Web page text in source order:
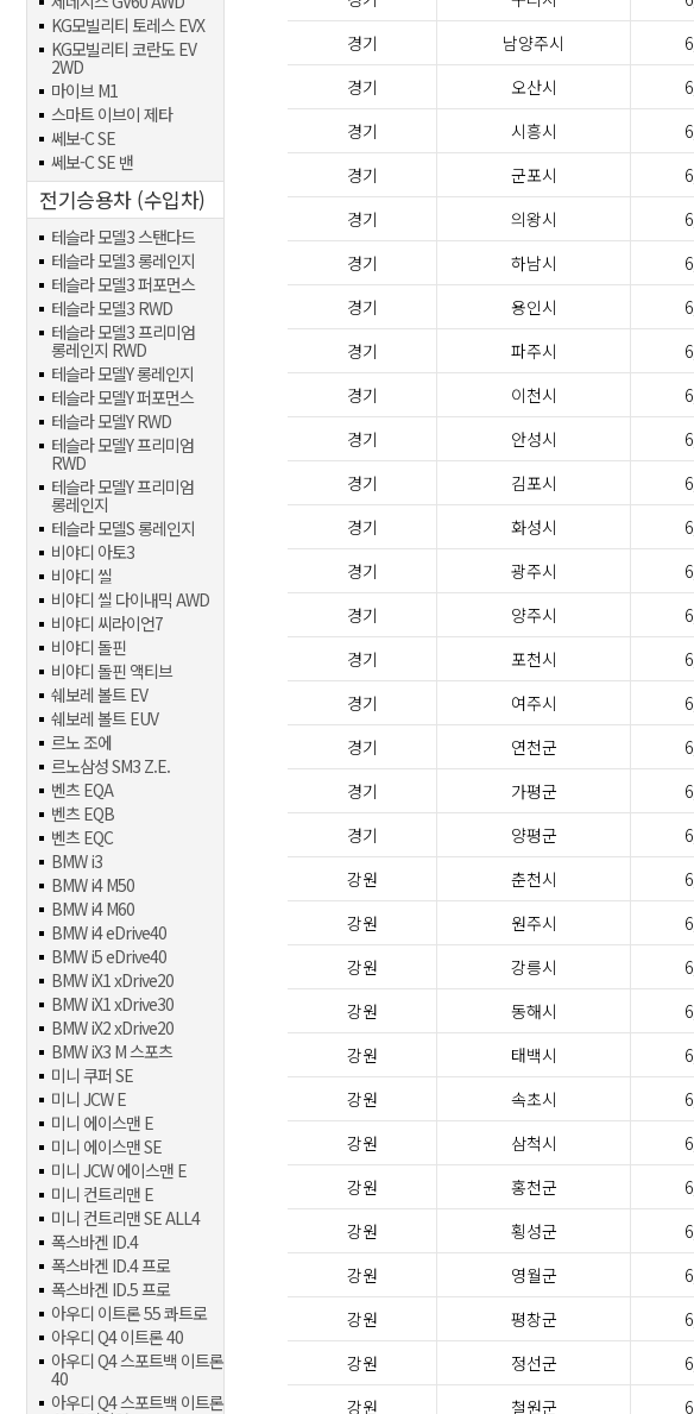
KG모빌리티 토레스 EVX
KG모빌리티 코란도 EV
2WD
마이브 M1
스마트 이브이 제타
쎄보-C SE
쎄보-C SE 밴
전기승용차 (수입차)
테슬라 모델3 스탠다드
테슬라 모델3 롱레인지
테슬라 모델3 퍼포먼스
테슬라 모델3 RWD
테슬라 모델3 프리미엄
롱레인지 RWD
테슬라 모델Y 롱레인지
테슬라 모델Y 퍼포먼스
테슬라 모델Y RWD
테슬라 모델Y 프리미엄
RWD
테슬라 모델Y 프리미엄
롱레인지
테슬라 모델S 롱레인지
비야디 아토3
비야디 씰
비야디 씰 다이내믹 AWD
비야디 씨라이언7
비야디 돌핀
비야디 돌핀 액티브
쉐보레 볼트 EV
쉐보레 볼트 EUV
르노 조에
르노삼성 SM3 Z.E.
벤츠 EQA
벤츠 EQB
벤츠 EQC
BMW i3
BMW i4 M50
BMW i4 M60
BMW i4 eDrive40
BMW i5 eDrive40
BMW iX1 xDrive20
BMW iX1 xDrive30
BMW iX2 xDrive20
BMW iX3 M 스포츠
미니 쿠퍼 SE
미니 JCW E
미니 에이스맨 E
미니 에이스맨 SE
미니 JCW 에이스맨 E
미니 컨트리맨 E
미니 컨트리맨 SE ALL4
폭스바겐 ID.4
폭스바겐 ID.4 프로
폭스바겐 ID.5 프로
아우디 이트론 55 콰트로
아우디 Q4 이트론 40
아우디 Q4 스포트백 이트론
40
아우디 Q4 스포트백 이트론
경기
남양주시
경기
오산시
경기
시흥시
경기
군포시
경기
의왕시
경기
하남시
경기
용인시
경기
파주시
경기
이천시
경기
안성시
경기
김포시
경기
화성시
경기
광주시
경기
양주시
경기
포천시
경기
여주시
경기
연천군
경기
가평군
경기
양평군
강원
춘천시
강원
원주시
강원
강릉시
강원
동해시
강원
태백시
강원
속초시
강원
삼척시
강원
홍천군
강원
횡성군
강원
영월군
강원
평창군
강원
정선군
강원
철원군